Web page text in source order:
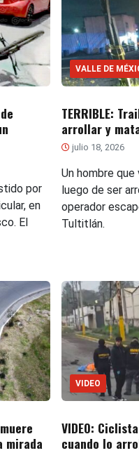
por
en
El
VALLE DE
TERRIBLE:
arrollar y
julio 18, 2026
Un hombre
luego de ser
operador
Tultitlán.
mirada
VIDEO
VIDEO:
cuando lo